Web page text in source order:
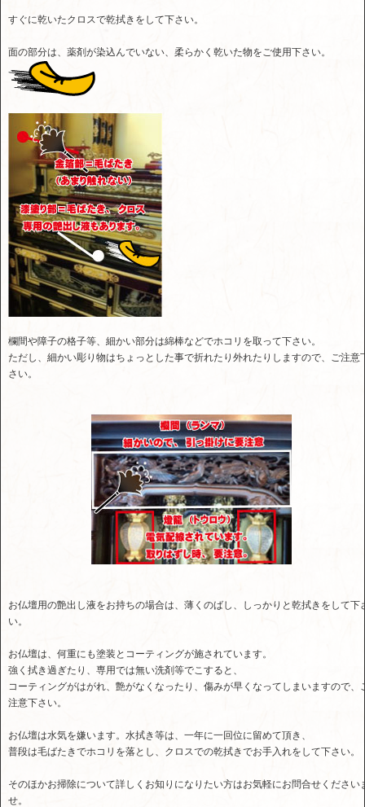
すぐに乾いたクロスで乾拭きをして下さい。
面の部分は、薬剤が染込んでいない、柔らかく乾いた物をご使用下さい。
欄間や障子の格子等、細かい部分は綿棒などでホコリを取って下さい。
ただし、細かい彫り物はちょっとした事で折れたり外れたりしますので、ご注意
さい。
お仏壇用の艶出し液をお持ちの場合は、薄くのばし、しっかりと乾拭きをして下
い。
お仏壇は、何重にも塗装とコーティングが施されています。
強く拭き過ぎたり、専用では無い洗剤等でこすると、
コーティングがはがれ、艶がなくなったり、傷みが早くなってしまいますので、
注意下さい。
お仏壇は水気を嫌います。水拭き等は、一年に一回位に留めて頂き、
普段は毛ばたきでホコリを落とし、クロスでの乾拭きでお手入れをして下さい。
そのほかお掃除について詳しくお知りになりたい方はお気軽にお問合せください
せ。